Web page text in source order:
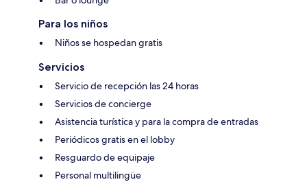
Para los niños
Niños se hospedan gratis
Servicios
Servicio de recepción las 24 horas
Servicios de concierge
Asistencia turística y para la compra de entradas
Periódicos gratis en el lobby
Resguardo de equipaje
Personal multilingüe